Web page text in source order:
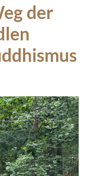
der